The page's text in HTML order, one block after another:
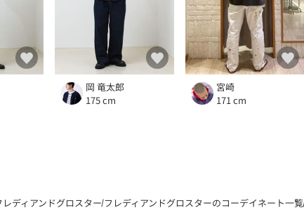
岡 竜太郎
175 cm
宮崎
171 cm
レディアンドグロスター フレディアンドグロスターのコーデイネート一覧